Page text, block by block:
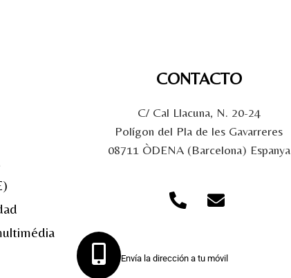
CONTACTO
C/ Cal Llacuna, N. 20-24
Polígon del Pla de les Gavarreres
08711 ÒDENA (Barcelona) Espanya
Envía la dirección a tu móvil